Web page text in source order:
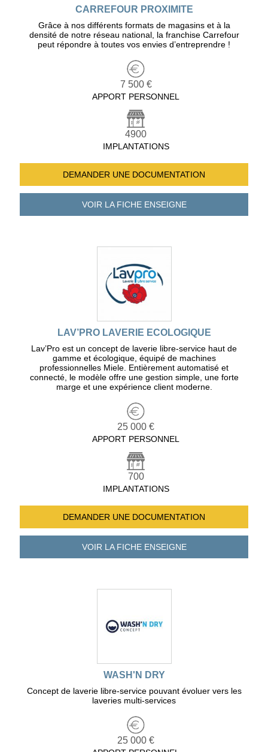
CARREFOUR PROXIMITE
Grâce à nos différents formats de magasins et à la
densité de notre réseau national, la franchise Carrefour
peut répondre à toutes vos envies d’entreprendre !
7 500 €
APPORT PERSONNEL
4900
IMPLANTATIONS
DEMANDER UNE DOCUMENTATION
VOIR LA FICHEENSEIGNE
LAV’PRO LAVERIE ECOLOGIQUE
Lav’Pro est un concept de laverie libre-service haut de
gamme et écologique, équipé de machines
professionnelles Miele. Entièrement automatisé et
connecté, le modèle offre une gestion simple, une forte
marge et une expérience client moderne.
25 000 €
APPORT PERSONNEL
700
IMPLANTATIONS
DEMANDER UNE DOCUMENTATION
VOIR LA FICHEENSEIGNE
WASH'N DRY
Concept de laverie libre-service pouvant évoluer vers les
laveries multi-services
25 000 €